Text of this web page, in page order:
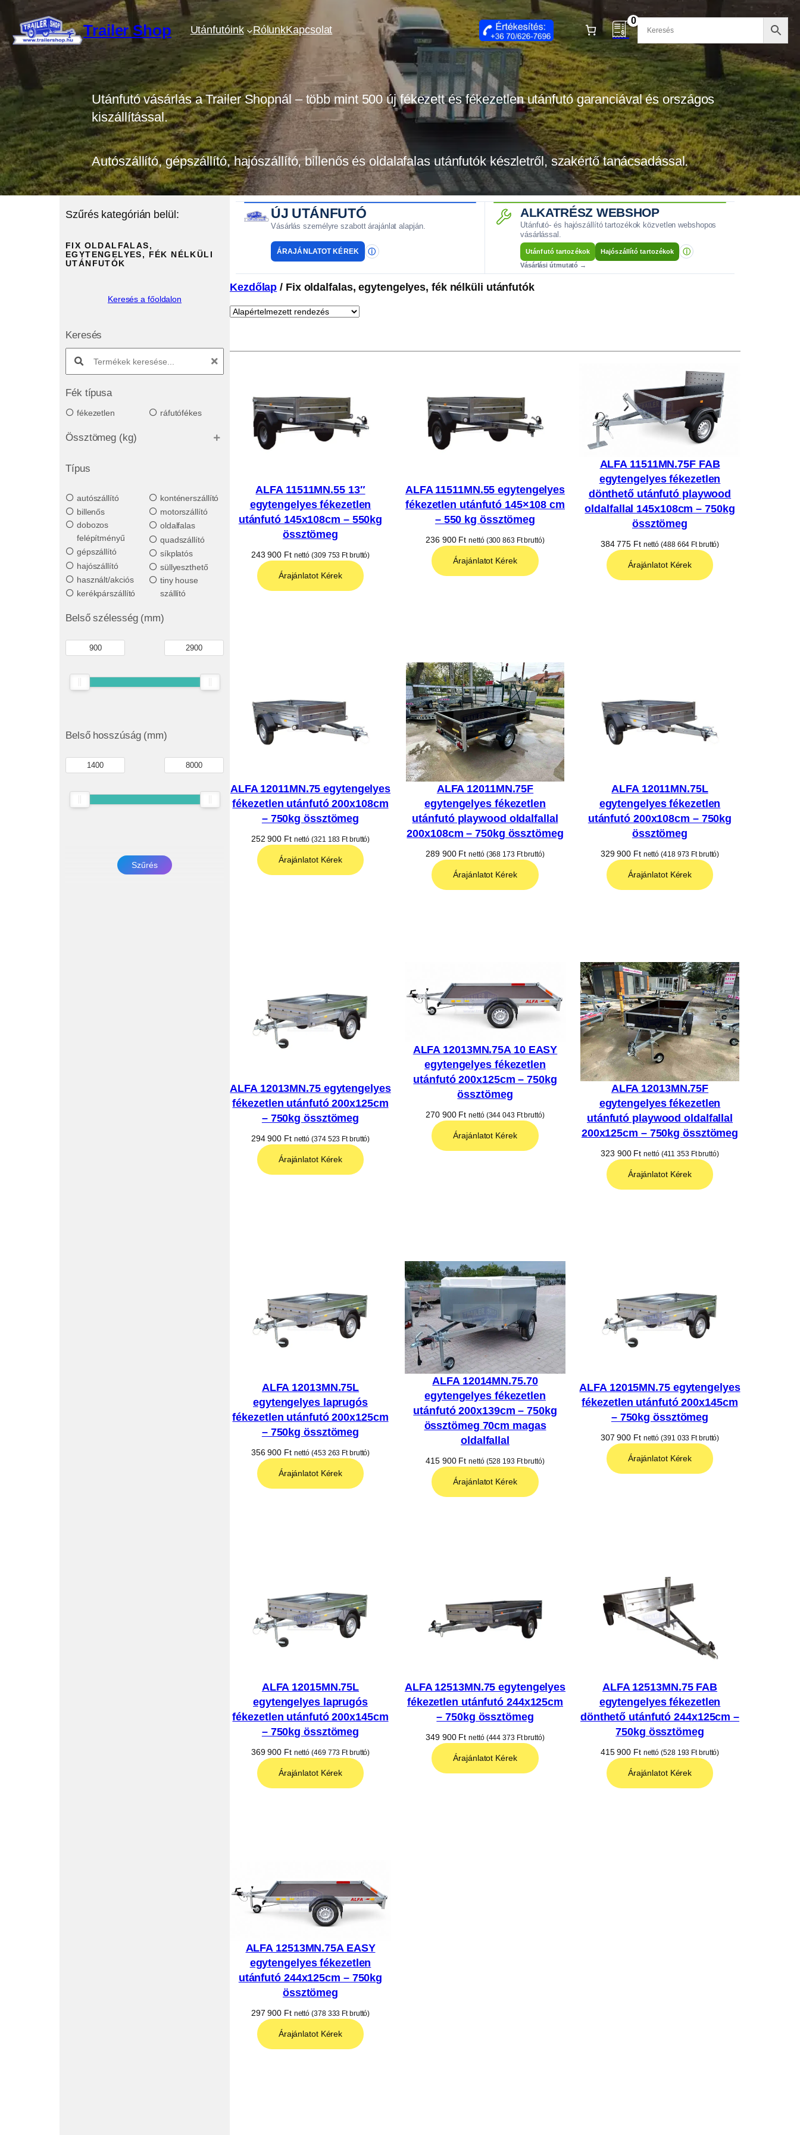
Ugrás
tartalomhoz
Trailer Shop Utánfutóink RólunkKapcsolat
0
Utánfutó vásárlás a Trailer Shopnál – több mint 500 új fékezett és fékezetlen utánfutó garanciával és országos
kiszállítással.
Autószállító, gépszállító, hajószállító, billenős és oldalafalas utánfutók készletről, szakértő tanácsadással.
Szűrés kategórián belül:
FIX OLDALFALAS,
EGYTENGELYES, FÉK NÉLKÜLI
UTÁNFUTÓK
Keresés a főoldalon
Keresés
Search products:
Fék típusa
fékezetlen ráfutófékes
Össztömeg (kg)
Típus
autószállító
billenős
dobozos
felépítményű
gépszállító
hajószállító
használt/akciós
kerékpárszállító
konténerszállító
motorszállító
oldalfalas
quadszállító
síkplatós
süllyeszthető
tiny house
szállító
Belső szélesség (mm)
Belső hosszúság (mm)
Szűrés
ÚJ UTÁNFUTÓ
Vásárlás személyre szabott árajánlat alapján.
ÁRAJÁNLATOT KÉREK ⓘ
ALKATRÉSZ WEBSHOP
Utánfutó- és hajószállító tartozékok közvetlen webshopos
vásárlással.
Utánfutó tartozékok Hajószállító tartozékok ⓘ
Vásárlási útmutató →
Kezdőlap / Fix oldalfalas, egytengelyes, fék nélküli utánfutók
ALFA 11511MN.55 13″
egytengelyes fékezetlen
utánfutó 145x108cm – 550kg
össztömeg
243 900 Ft nettó (309 753 Ftbruttó)
Árajánlatot Kérek
ALFA 11511MN.55 egytengelyes
fékezetlen utánfutó 145×108 cm
– 550 kg össztömeg
236 900 Ft nettó (300 863 Ftbruttó)
Árajánlatot Kérek
ALFA 11511MN.75F FAB
egytengelyes fékezetlen
dönthető utánfutó playwood
oldalfallal 145x108cm – 750kg
össztömeg
384 775 Ft nettó (488 664 Ftbruttó)
Árajánlatot Kérek
ALFA 12011MN.75 egytengelyes
fékezetlen utánfutó 200x108cm
– 750kg össztömeg
252 900 Ft nettó (321 183 Ftbruttó)
Árajánlatot Kérek
ALFA 12011MN.75F
egytengelyes fékezetlen
utánfutó playwood oldalfallal
200x108cm – 750kg össztömeg
289 900 Ft nettó (368 173 Ftbruttó)
Árajánlatot Kérek
ALFA 12011MN.75L
egytengelyes fékezetlen
utánfutó 200x108cm – 750kg
össztömeg
329 900 Ft nettó (418 973 Ftbruttó)
Árajánlatot Kérek
ALFA 12013MN.75 egytengelyes
fékezetlen utánfutó 200x125cm
– 750kg össztömeg
294 900 Ft nettó (374 523 Ftbruttó)
Árajánlatot Kérek
ALFA 12013MN.75A 10 EASY
egytengelyes fékezetlen
utánfutó 200x125cm – 750kg
össztömeg
270 900 Ft nettó (344 043 Ftbruttó)
Árajánlatot Kérek
ALFA 12013MN.75F
egytengelyes fékezetlen
utánfutó playwood oldalfallal
200x125cm – 750kg össztömeg
323 900 Ft nettó (411 353 Ftbruttó)
Árajánlatot Kérek
ALFA 12013MN.75L
egytengelyes laprugós
fékezetlen utánfutó 200x125cm
– 750kg össztömeg
356 900 Ft nettó (453 263 Ftbruttó)
Árajánlatot Kérek
ALFA 12014MN.75.70
egytengelyes fékezetlen
utánfutó 200x139cm – 750kg
össztömeg 70cm magas
oldalfallal
415 900 Ft nettó (528 193 Ftbruttó)
Árajánlatot Kérek
ALFA 12015MN.75 egytengelyes
fékezetlen utánfutó 200x145cm
– 750kg össztömeg
307 900 Ft nettó (391 033 Ftbruttó)
Árajánlatot Kérek
ALFA 12015MN.75L
egytengelyes laprugós
fékezetlen utánfutó 200x145cm
– 750kg össztömeg
369 900 Ft nettó (469 773 Ftbruttó)
Árajánlatot Kérek
ALFA 12513MN.75 egytengelyes
fékezetlen utánfutó 244x125cm
– 750kg össztömeg
349 900 Ft nettó (444 373 Ftbruttó)
Árajánlatot Kérek
ALFA 12513MN.75 FAB
egytengelyes fékezetlen
dönthető utánfutó 244x125cm –
750kg össztömeg
415 900 Ft nettó (528 193 Ftbruttó)
Árajánlatot Kérek
ALFA 12513MN.75A EASY
egytengelyes fékezetlen
utánfutó 244x125cm – 750kg
össztömeg
297 900 Ft nettó (378 333 Ftbruttó)
Árajánlatot Kérek